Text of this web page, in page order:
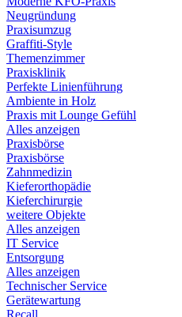
Neugründung
Praxisumzug
Graffiti-Style
Themenzimmer
Praxisklinik
Perfekte Linienführung
Ambiente in Holz
Praxis mit Lounge Gefühl
Alles anzeigen
Praxisbörse
Praxisbörse
Zahnmedizin
Kieferorthopädie
Kieferchirurgie
weitere Objekte
Alles anzeigen
IT Service
Entsorgung
Alles anzeigen
Technischer Service
Gerätewartung
Recall